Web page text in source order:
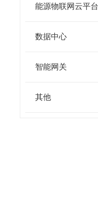
能源物联网云平台
数据中心
智能网关
其他